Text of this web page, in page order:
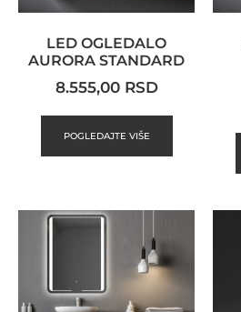
LED OGLEDALO
AURORA STANDARD
8.555,00 RSD
POGLEDAJTE VIŠE